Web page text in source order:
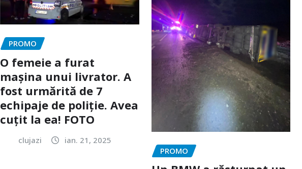
PROMO
O femeie a furat
mașina unui livrator. A
fost urmărită de 7
echipaje de poliție. Avea
cuțit la ea! FOTO
clujazi
ian. 21, 2025
PROMO